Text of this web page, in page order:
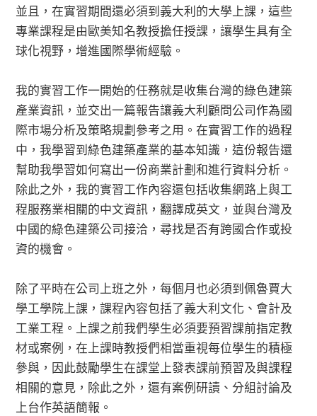
並且，在實習期間還必須到義大利的大學上課，這些
專業課程是由歐美知名教授擔任授課，讓學生具有全
球化視野，增進國際學術經驗。
我的實習工作一開始的任務就是收集台灣的綠色建築
產業資訊，並交出一篇報告讓義大利顧問公司作為國
際市場分析及策略規劃參考之用。在實習工作的過程
中，我學習到綠色建築產業的基本知識，這份報告還
幫助我學習如何寫出一份商業計劃和進行資料分析。
除此之外，我的實習工作內容還包括收集網路上與工
程服務業相關的中文資訊，翻譯成英文，並與台灣及
中國的綠色建築公司接洽，尋找是否有跨國合作或投
資的機會。
除了平時在公司上班之外，每個月也必須到佩魯賈大
學工學院上課，課程內容包括了義大利文化、會計及
工業工程。上課之前我們學生必須要預習課前指定教
材或案例，在上課時教授們相當重視每位學生的積極
參與，因此鼓勵學生在課堂上發表課前預習及與課程
相關的意見，除此之外，還有案例研讀、分組討論及
上台作英語簡報。